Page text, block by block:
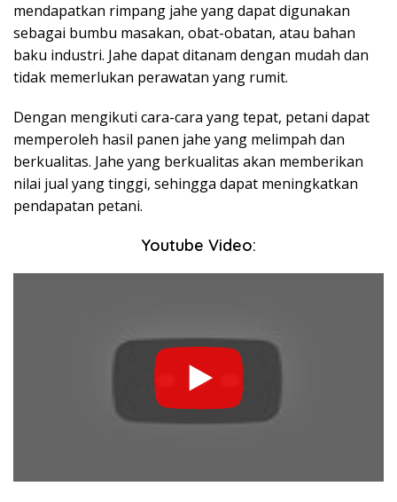
mendapatkan rimpang jahe yang dapat digunakan
sebagai bumbu masakan, obat-obatan, atau bahan
baku industri. Jahe dapat ditanam dengan mudah dan
tidak memerlukan perawatan yang rumit.
Dengan mengikuti cara-cara yang tepat, petani dapat
memperoleh hasil panen jahe yang melimpah dan
berkualitas. Jahe yang berkualitas akan memberikan
nilai jual yang tinggi, sehingga dapat meningkatkan
pendapatan petani.
Youtube Video: